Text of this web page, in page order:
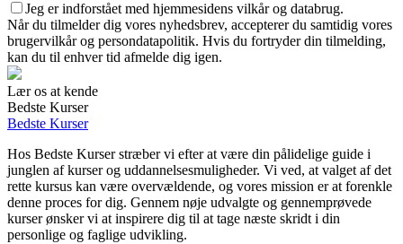
Jeg er indforstået med hjemmesidens vilkår og databrug.
Når du tilmelder dig vores nyhedsbrev, accepterer du samtidig vores
brugervilkår og persondatapolitik. Hvis du fortryder din tilmelding,
kan du til enhver tid afmelde dig igen.
Lær os at kende
Bedste Kurser
Bedste Kurser
Hos Bedste Kurser stræber vi efter at være din pålidelige guide i
junglen af kurser og uddannelsesmuligheder. Vi ved, at valget af det
rette kursus kan være overvældende, og vores mission er at forenkle
denne proces for dig. Gennem nøje udvalgte og gennemprøvede
kurser ønsker vi at inspirere dig til at tage næste skridt i din
personlige og faglige udvikling.